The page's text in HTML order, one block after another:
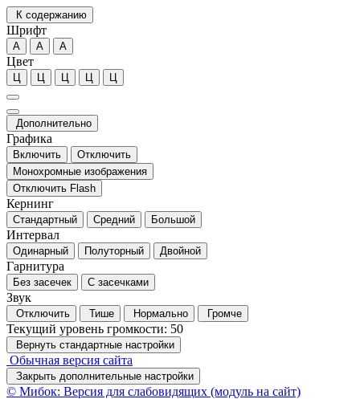
К содержанию
Шрифт
А А А
Цвет
Ц Ц Ц Ц Ц
Дополнительно
Графика
Включить
Отключить
Монохромные изображения
Отключить Flash
Кернинг
Стандартный Средний Большой
Интервал
Одинарный Полуторный Двойной
Гарнитура
Без засечек С засечками
Звук
Отключить Тише Нормально Громче
Текущий уровень громкости: 50
Вернуть стандартные настройки
Обычная версия сайта
Закрыть дополнительные настройки
© Мибок: Версия для слабовидящих (модуль на сайт)